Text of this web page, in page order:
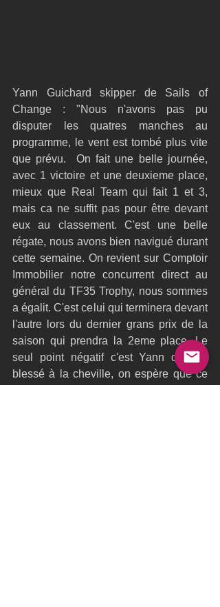
Yann Guichard skipper de Sails of
Change : "Nous n'avons pas pu
disputer les quatres manches au
programme, le vent est tombé plus vite
que prévu.  On fait une belle journée,
avec 1 victoire et une deuxieme place,
mieux que Real Team qui fait 1 et 3,
mais ca ne suffit pas pour être devant
eux au classement. C'est une belle
régate, nous avons bien navigué durant
cette semaine. On revient sur Comptoir
Immobilier notre concurrent direct au
général du TF35 Trophy, nous sommes
a égalit. C'est celui qui terminera devant
l'autre lors du dernier grans prix de la
saison qui prendra la 2eme place. Le
seul point négatif c'est Yann qui est
blessé à la cheville, on espère que ce